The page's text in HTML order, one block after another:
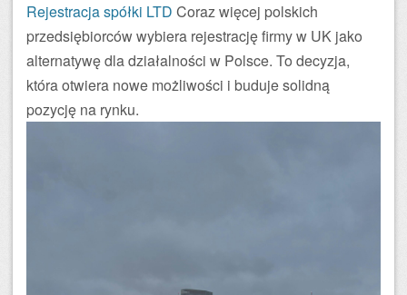
Rejestracja spółki LTD Coraz więcej polskich
przedsiębiorców wybiera rejestrację firmy w UK jako
alternatywę dla działalności w Polsce. To decyzja,
która otwiera nowe możliwości i buduje solidną
pozycję na rynku.